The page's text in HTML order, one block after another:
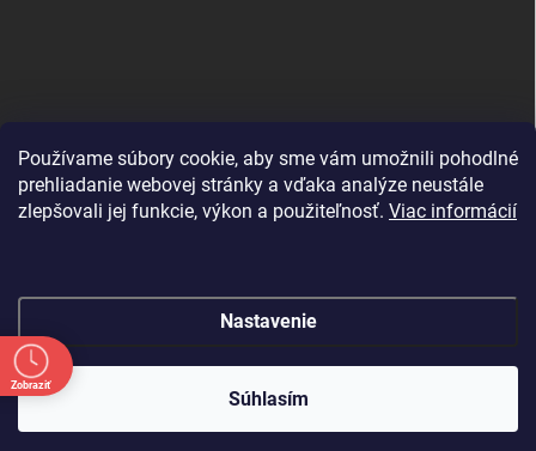
Používame súbory cookie, aby sme vám umožnili pohodlné
prehliadanie webovej stránky a vďaka analýze neustále
zlepšovali jej funkcie, výkon a použiteľnosť. Viac informácií
Nastavenie
Súhlasím
Copyright 2026shopJK.sk. Všetky práva vyhradené.Upraviť nastavenie
cookies
Zobraziť